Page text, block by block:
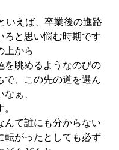
いえば、卒業後の進路
ろと思い悩む時期です
上から
を眺めるようなのびの
で、この先の道を選ん
なぁ、
。
んて誰にも分からない
転がったとしても必ず